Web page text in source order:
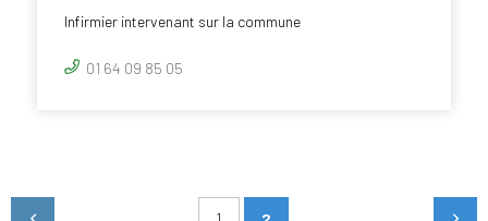
Infirmier intervenant sur la commune
01 64 09 85 05